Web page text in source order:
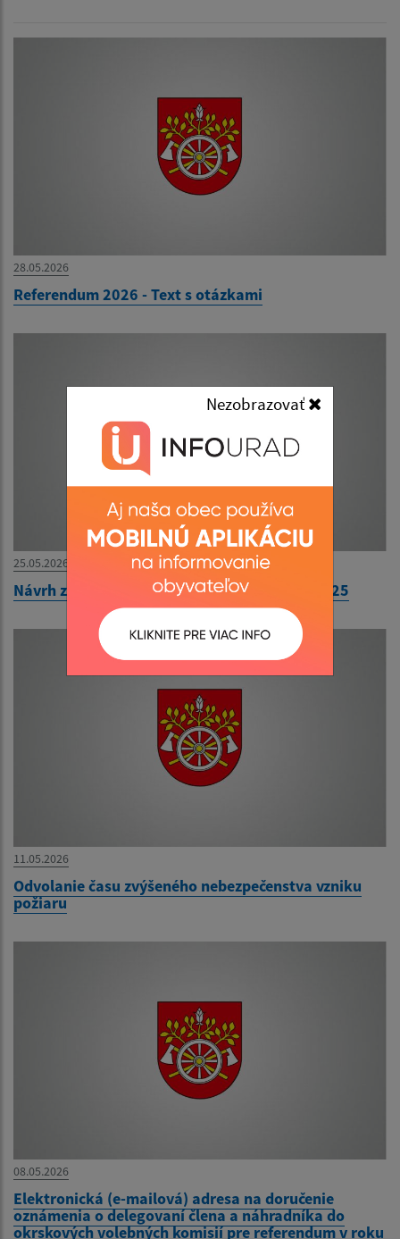
Nezobrazovať
28.05.2026
Referendum 2026 - Text s otázkami
25.05.2026
Návrh záverečného účtu obce Ozdín za rok 2025
11.05.2026
Odvolanie času zvýšeného nebezpečenstva vzniku
požiaru
08.05.2026
Elektronická (e-mailová) adresa na doručenie
oznámenia o delegovaní člena a náhradníka do
okrskových volebných komisií pre referendum v roku